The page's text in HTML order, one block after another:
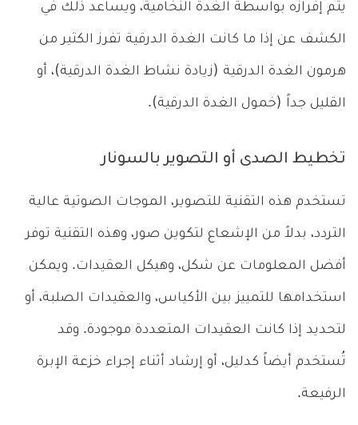
يتم إفرازه بواسطة الغدة النخامية، ويساعد ذلك في
الكشف عن إذا ما كانت الغدة الدرقية تفرز الكثير من
هرمون الغدة الدرقية (زيادة نشاط الغدة الدرقية)، أو
القليل جداً (خمول الغدة الدرقية).
تخطيط الصدى أو التصوير بالسونار
تستخدم هذه التقنية للتصوير، الموجات الصوتية عالية
التردد، بدلاً من الإشعاع لتكوين صور، وهذه التقنية توفر
أفضل المعلومات عن شكل، وهيكل العقيدات. ويمكن
استخدامها للتمييز بين الأكياس، والعقيدات الصلبة، أو
لتحديد إذا كانت العقيدات المتعددة موجودة. وقد
تُستخدم أيضاً كدليل، أو إرشاد أثناء إجراء خزعة الإبرة
الرفيعة.